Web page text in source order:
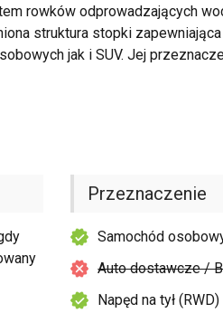
rowków odprowadzających
struktura stopki
jak i SUV. Jej
Przeznaczenie
Samochód
Auto dostawcze /
Napęd na tył (RWD)